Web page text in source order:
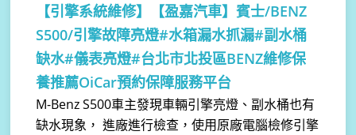
【引擎系統維修】
【盈嘉汽車】賓士/BENZ
S500/引擎故障亮燈#水箱漏水抓漏#副水桶
缺水#儀表亮燈#台北市北投區BENZ維修保
養推薦OiCar預約保障服務平台
M-Benz S500車主發現車輛引擎亮燈、副水桶也有
缺水現象， 進廠進行檢查，使用原廠電腦檢修引擎